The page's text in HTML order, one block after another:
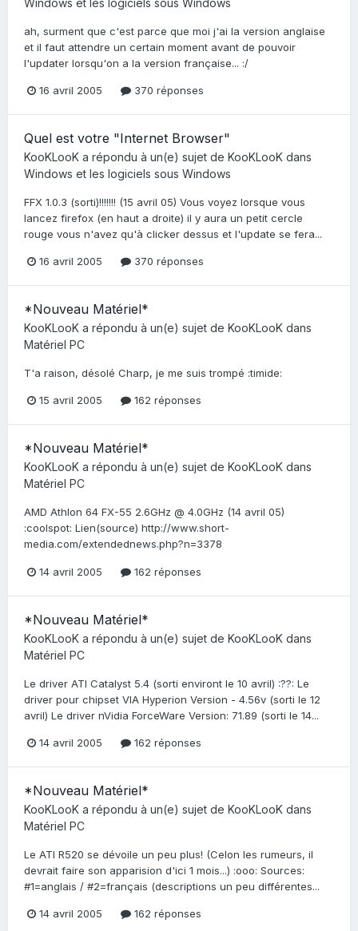
ah, surment que c'est parce que moi j'ai la version anglaise
et il faut attendre un certain moment avant de pouvoir
l'updater lorsqu'on a la version française... :/
16 avril 2005 370 réponses
Quel est votre "Internet Browser"
KooKLooK a répondu à un(e) sujet de KooKLooK dans
Windows et les logiciels sous Windows
FFX 1.0.3 (sorti)!!!!!!! (15 avril 05) Vous voyez lorsque vous
lancez firefox (en haut a droite) il y aura un petit cercle
rouge vous n'avez qu'à clicker dessus et l'update se fera...
16 avril 2005 370 réponses
*Nouveau Matériel*
KooKLooK a répondu à un(e) sujet de KooKLooK dans
Matériel PC
T'a raison, désolé Charp, je me suis trompé :timide:
15 avril 2005 162 réponses
*Nouveau Matériel*
KooKLooK a répondu à un(e) sujet de KooKLooK dans
Matériel PC
AMD Athlon 64 FX-55 2.6GHz @ 4.0GHz (14 avril 05)
:coolspot: Lien(source) http://www.short-
media.com/extendednews.php?n=3378
14 avril 2005 162 réponses
*Nouveau Matériel*
KooKLooK a répondu à un(e) sujet de KooKLooK dans
Matériel PC
Le driver ATI Catalyst 5.4 (sorti environt le 10 avril) :??: Le
driver pour chipset VIA Hyperion Version - 4.56v (sorti le 12
avril) Le driver nVidia ForceWare Version: 71.89 (sorti le 14...
14 avril 2005 162 réponses
*Nouveau Matériel*
KooKLooK a répondu à un(e) sujet de KooKLooK dans
Matériel PC
Le ATI R520 se dévoile un peu plus! (Celon les rumeurs, il
devrait faire son apparision d'ici 1 mois...) :ooo: Sources:
#1=anglais / #2=français (descriptions un peu différentes...
14 avril 2005 162 réponses